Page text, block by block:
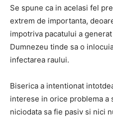
Se spune ca in acelasi fel
extrem de importanta,
impotriva pacatului a
Dumnezeu tinde sa o
infectarea raului.
Biserica a intentionat
interese in orice problema a
niciodata sa fie pasiv si nici